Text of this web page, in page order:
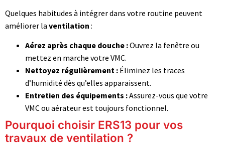
Quelques habitudes à intégrer dans votre routine peuvent
améliorer la ventilation :
Aérez après chaque douche :Ouvrez la fenêtre ou
mettez en marche votre VMC.
Nettoyez régulièrement : Éliminez les traces
d’humidité dès qu’elles apparaissent.
Entretien des équipements :Assurez-vous que votre
VMC ou aérateur est toujours fonctionnel.
Pourquoi choisir ERS13 pour vos
travaux de ventilation ?